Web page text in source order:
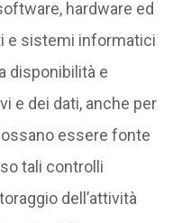
hardware ed
e sistemi informatici
disponibilità e
e dei dati, anche per
essere fonte
tali controlli
dell’attività